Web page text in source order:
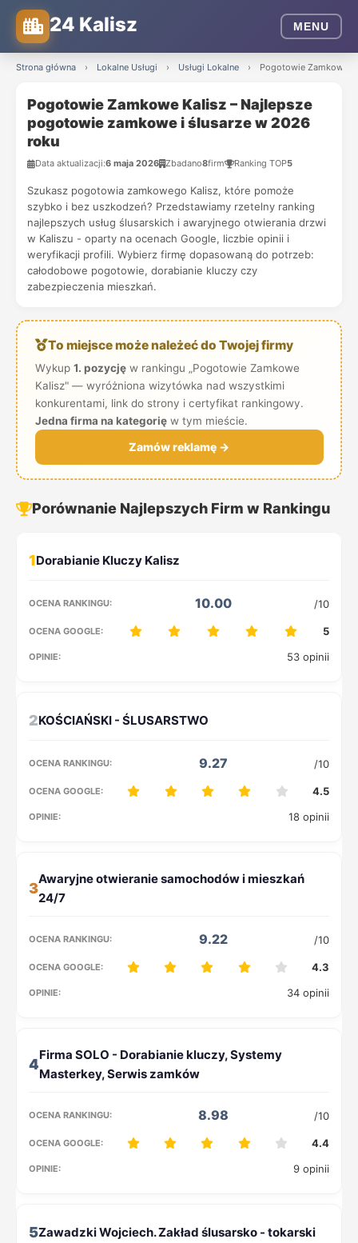
24 Kalisz MENU
Strona główna › Lokalne Usługi › Usługi Lokalne › Pogotowie Zamkowe
Pogotowie Zamkowe Kalisz – Najlepsze
pogotowie zamkowe i ślusarze w 2026
roku
Data aktualizacji:6 maja 2026 Zbadano8firm Ranking TOP5
Szukasz pogotowia zamkowego Kalisz, które pomoże
szybko i bez uszkodzeń? Przedstawiamy rzetelny ranking
najlepszych usług ślusarskich i awaryjnego otwierania drzwi
w Kaliszu - oparty na ocenach Google, liczbie opinii i
weryfikacji profili. Wybierz firmę dopasowaną do potrzeb:
całodobowe pogotowie, dorabianie kluczy czy
zabezpieczenia mieszkań.
To miejsce może należeć do Twojej firmy
Wykup 1. pozycjęw rankingu „Pogotowie Zamkowe
Kalisz" — wyróżniona wizytówka nad wszystkimi
konkurentami, link do strony i certyfikat rankingowy.
Jedna firma na kategorięw tym mieście.
Zamów reklamę →
Porównanie Najlepszych Firm w Rankingu
1
10.00 /10
5
53 opinii
2
9.27 /10
4.5
18 opinii
3
9.22 /10
4.3
34 opinii
4
8.98 /10
4.4
9 opinii
5